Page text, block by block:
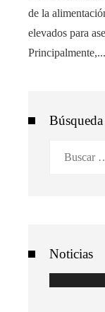
de la
elevados para
Principalmente,...
Búsqueda
Noticias